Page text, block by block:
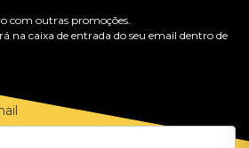
com outras promoções.
na caixa de entrada do seu email dentro de